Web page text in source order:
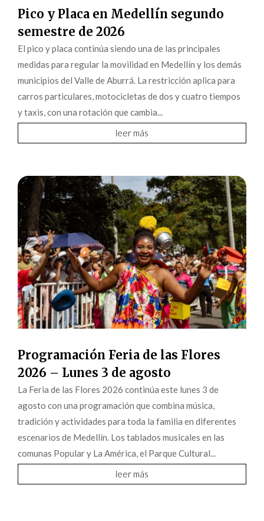
Pico y Placa en Medellín segundo
semestre de 2026
El pico y placa continúa siendo una de las principales
medidas para regular la movilidad en Medellín y los demás
municipios del Valle de Aburrá. La restricción aplica para
carros particulares, motocicletas de dos y cuatro tiempos
y taxis, con una rotación que cambia...
leer más
Programación Feria de las Flores
2026 – Lunes 3 de agosto
La Feria de las Flores 2026 continúa este lunes 3 de
agosto con una programación que combina música,
tradición y actividades para toda la familia en diferentes
escenarios de Medellín. Los tablados musicales en las
comunas Popular y La América, el Parque Cultural...
leer más